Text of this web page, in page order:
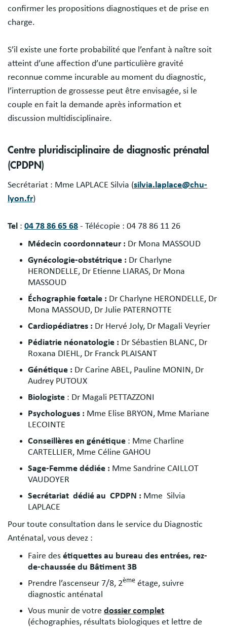
confirmer les propositions diagnostiques et de prise en
charge.
S’il existe une forte probabilité que l’enfant à naître soit
atteint d’une affection d’une particulière gravité
reconnue comme incurable au moment du diagnostic,
l’interruption de grossesse peut être envisagée, si le
couple en fait la demande après information et
discussion multidisciplinaire.
Centre pluridisciplinaire de diagnostic prénatal
(CPDPN)
Secrétariat : Mme LAPLACE Silvia (silvia.laplace@chu-
lyon.fr)
Tel : 04 78 86 65 68 - Télécopie : 04 78 86 11 26
Médecin coordonnateur : Dr Mona MASSOUD
Gynécologie-obstétrique : Dr Charlyne
HERONDELLE, Dr Etienne LIARAS, Dr Mona
MASSOUD
Échographie fœtale : Dr Charlyne HERONDELLE, Dr
Mona MASSOUD, Dr Julie PATERNOTTE
Cardiopédiatres : Dr Hervé Joly, Dr Magali Veyrier
Pédiatrie néonatologie : Dr Sébastien BLANC, Dr
Roxana DIEHL, Dr Franck PLAISANT
Génétique : Dr Carine ABEL, Pauline MONIN, Dr
Audrey PUTOUX
Biologiste : Dr Magali PETTAZZONI
Psychologues : Mme Elise BRYON, Mme Mariane
LECOINTE
Conseillères en génétique : Mme Charline
CARTELLIER, Mme Céline GAHOU
Sage-Femme dédiée : Mme Sandrine CAILLOT
VAUDOYER
Secrétariat dédié au CPDPN : Mme Silvia
LAPLACE
Pour toute consultation dans le service du Diagnostic
Anténatal, vous devez :
Faire des étiquettes au bureau des entrées, rez-
de-chaussée du Bâtiment 3B
Prendre l’ascenseur 7/8, 2ème étage, suivre
diagnostic anténatal
Vous munir de votre dossier complet
(échographies, résultats biologiques et lettre de